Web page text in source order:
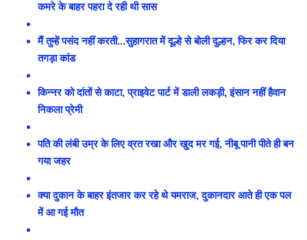
कमरे के बाहर पहरा दे रही थी सास
मैं तुम्हें पसंद नहीं करती...सुहागरात में दूल्हे से बोली दुल्हन, फिर कर दिया
तगड़ा कांड
किन्नर को दांतों से काटा, प्राइवेट पार्ट में डाली लकड़ी, इंसान नहीं हैवान
निकला प्रेमी
पति की लंबी उम्र के लिए व्रत रखा और खुद मर गई, नीबू पानी पीते ही बन
गया जहर
क्या दुकान के बाहर इंतजार कर रहे थे यमराज, दुकानदार आते ही एक पल
में आ गई मौत